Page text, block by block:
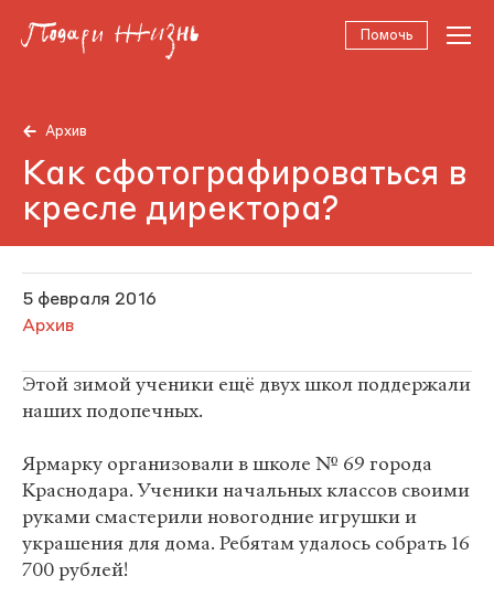
Помочь
Архив
Как сфотографироваться в
кресле директора?
5 февраля 2016
Архив
Этой зимой ученики ещё двух школ поддержали
наших подопечных.
Ярмарку организовали в школе № 69 города
Краснодара. Ученики начальных классов своими
руками смастерили новогодние игрушки и
украшения для дома. Ребятам удалось собрать 16
700 рублей!